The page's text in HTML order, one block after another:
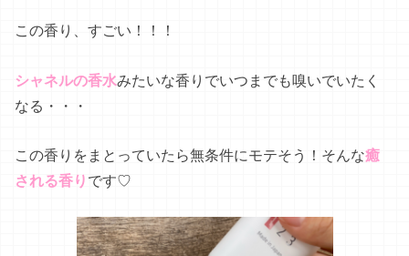
この香り、すごい！！！
シャネルの香水みたいな香りでいつまでも嗅いでいたく
なる・・・
この香りをまとっていたら無条件にモテそう！そんな癒
される香り です♡